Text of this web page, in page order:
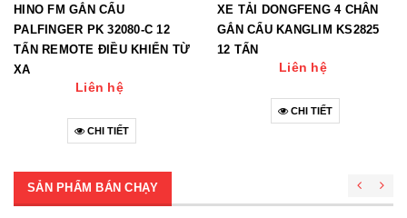
HINO FM GẮN CẨU
PALFINGER PK 32080-C 12
TẤN REMOTE ĐIỀU KHIỂN TỪ
XA
Liên hệ
CHI TIẾT
XE TẢI DONGFENG 4 CHÂN
GẮN CẨU KANGLIM KS2825
12 TẤN
Liên hệ
CHI TIẾT
SẢN PHẨM BÁN CHẠY